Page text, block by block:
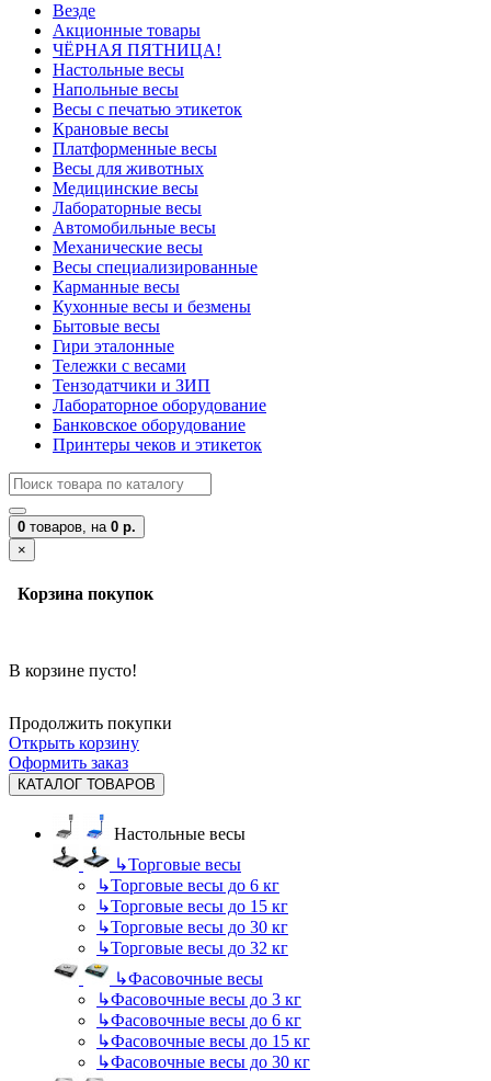
Везде
Акционные товары
ЧЁРНАЯ ПЯТНИЦА!
Настольные весы
Напольные весы
Весы с печатью этикеток
Крановые весы
Платформенные весы
Весы для животных
Медицинские весы
Лабораторные весы
Автомобильные весы
Механические весы
Весы специализированные
Карманные весы
Кухонные весы и безмены
Бытовые весы
Гири эталонные
Тележки с весами
Тензодатчики и ЗИП
Лабораторное оборудование
Банковское оборудование
Принтеры чеков и этикеток
0 товаров, на 0 р.
×
Корзина покупок
В корзине пусто!
Продолжить покупки
Открыть корзину
Оформить заказ
КАТАЛОГ ТОВАРОВ
Настольные весы
↳Торговые весы
↳Торговые весы до 6 кг
↳Торговые весы до 15 кг
↳Торговые весы до 30 кг
↳Торговые весы до 32 кг
↳Фасовочные весы
↳Фасовочные весы до 3 кг
↳Фасовочные весы до 6 кг
↳Фасовочные весы до 15 кг
↳Фасовочные весы до 30 кг